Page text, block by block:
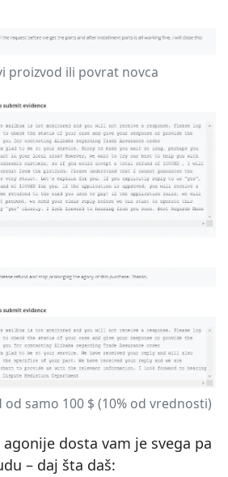
proizvod ili povrat novca
samo 100 $ (10% od vrednosti)
agonije dosta vam je svega pa
– daj šta daš: